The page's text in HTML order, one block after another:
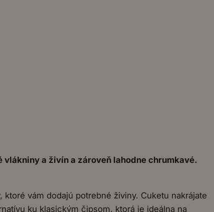
a živín a zároveň lahodne chrumkavé.
vám dodajú potrebné živiny. Cuketu nakrájate
ku klasickým čipsom, ktorá je ideálna na